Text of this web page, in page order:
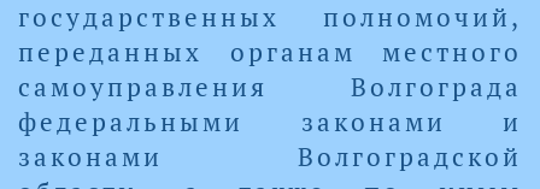
государственных полномочий,
переданных органам местного
самоуправления Волгограда
федеральными законами и
законами Волгоградской